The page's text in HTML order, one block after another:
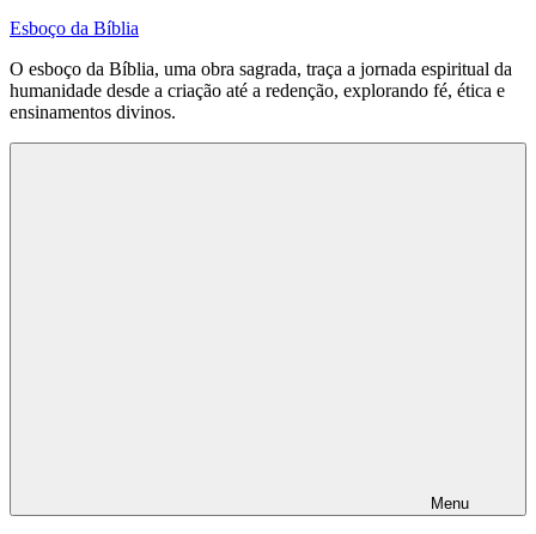
Esboço da Bíblia
O esboço da Bíblia, uma obra sagrada, traça a jornada espiritual da
humanidade desde a criação até a redenção, explorando fé, ética e
ensinamentos divinos.
Menu